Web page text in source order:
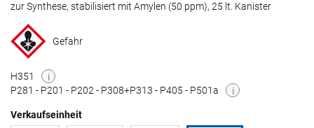
zur Synthese, stabilisiert mit Amylen (50 ppm), 25 lt. Kanister
Gefahr
H351
i
P281 - P201 - P202 - P308+P313 - P405 - P501a
i
Verkaufseinheit